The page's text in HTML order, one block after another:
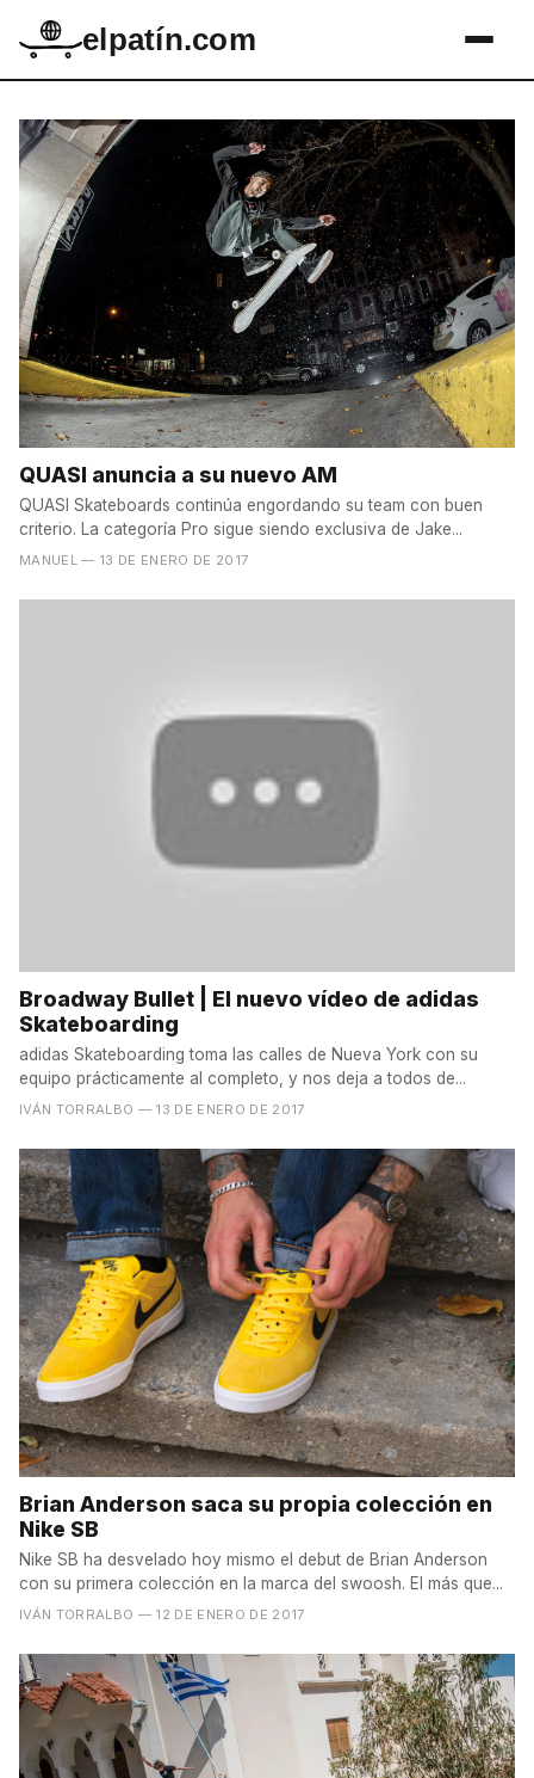
elpatín.com
QUASI anuncia a su nuevo AM
QUASI Skateboards continúa engordando su team con buen
criterio. La categoría Pro sigue siendo exclusiva de Jake...
MANUEL — 13 DE ENERO DE 2017
Broadway Bullet | El nuevo vídeo de adidas
Skateboarding
adidas Skateboarding toma las calles de Nueva York con su
equipo prácticamente al completo, y nos deja a todos de...
IVÁN TORRALBO — 13 DE ENERO DE 2017
Brian Anderson saca su propia colección en
Nike SB
Nike SB ha desvelado hoy mismo el debut de Brian Anderson
con su primera colección en la marca del swoosh. El más que...
IVÁN TORRALBO — 12 DE ENERO DE 2017